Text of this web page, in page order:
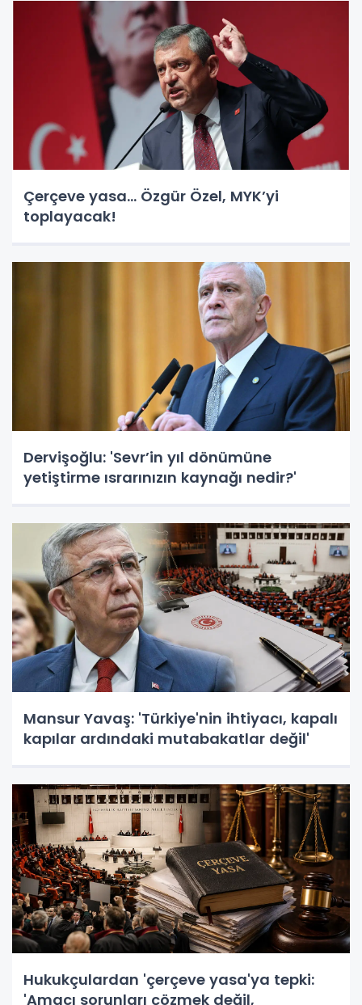
Çerçeve yasa... Özgür Özel, MYK’yi
toplayacak!
Dervişoğlu: 'Sevr’in yıl dönümüne
yetiştirme ısrarınızın kaynağı nedir?'
Mansur Yavaş: 'Türkiye'nin ihtiyacı, kapalı
kapılar ardındaki mutabakatlar değil'
Hukukçulardan 'çerçeve yasa'ya tepki:
'Amacı sorunları çözmek değil,